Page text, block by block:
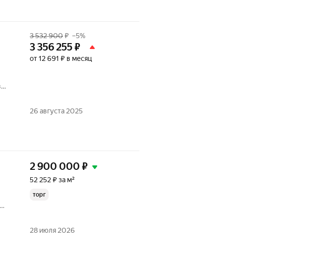
3 532 900₽ –5%
3 356 255₽
от 12 691 ₽ в месяц
26 августа 2025
2 900 000 ₽
52 252 ₽ за м²
торг
28 июля 2026